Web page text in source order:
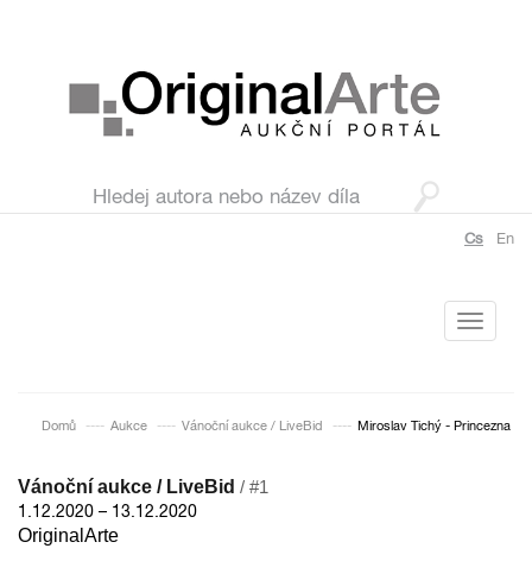
Cs En
Toggle
Domů Aukce Vánoční aukce / LiveBid Miroslav Tichý - Princezna
Vánoční aukce / LiveBid / #1
1.12.2020 – 13.12.2020
OriginalArte